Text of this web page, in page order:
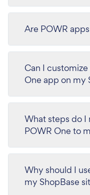
Are POWR
Can I
One app on my
What steps do
POWR One to
Why should I
my ShopBase